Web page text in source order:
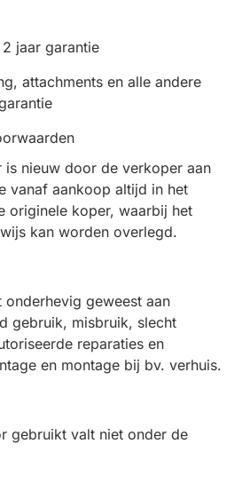
jaar garantie
attachments en alle andere
is nieuw door de verkoper aan
vanaf aankoop altijd in het
originele koper, waarbij het
kan worden overlegd.
onderhevig geweest aan
gebruik, misbruik, slecht
reparaties en
en montage bij bv. verhuis.
gebruikt valt niet onder de